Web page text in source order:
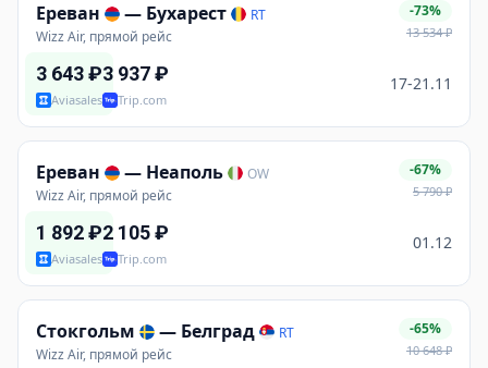
Ереван — Бухарест
RT
Wizz Air, прямой рейс
-73%
13 534₽
3 643₽
Aviasales
3 937₽
Trip.com
17-21.11
Ереван — Неаполь
OW
Wizz Air, прямой рейс
-67%
5 790₽
1 892₽
Aviasales
2 105₽
Trip.com
01.12
Стокгольм — Белград
RT
Wizz Air, прямой рейс
-65%
10 648₽